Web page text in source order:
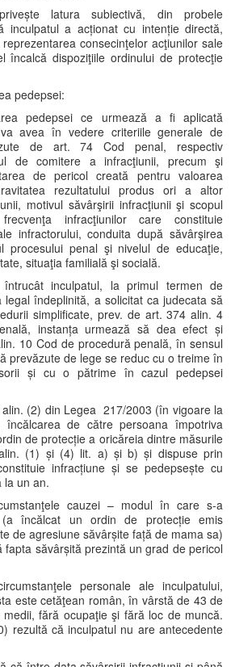
latura subiectivă, din probele
inculpatul a acționat cu intenție directă,
consecinţelor acţiunilor sale
încalcă dispoziţiile ordinului de protecţie
pedepsei:
pedepsei ce urmează a fi aplicată
avea în vedere criteriile generale de
de art. 74 Cod penal, respectiv
de comitere a infracţiunii, precum şi
de pericol creată pentru valoarea
rezultatului produs ori a altor
motivul săvârşirii infracţiunii şi scopul
infracţiunilor care constituie
infractorului, conduita după săvârşirea
procesului penal şi nivelul de educaţie,
situaţia familială şi socială.
întrucât inculpatul, la primul termen de
legal îndeplinită, a solicitat ca judecata să
simplificate, prev. de art. 374 alin. 4
instanța urmează să dea efect și
10 Cod de procedură penală, în sensul
prevăzute de lege se reduc cu o treime în
și cu o pătrime în cazul pedepsei
(2) din Legea 217/2003 (în vigoare la
de către persoana împotriva
de protecție a oricăreia dintre măsurile
(1) și (4) lit. a) și b) și dispuse prin
infracțiune și se pedepsește cu
la un an.
cauzei – modul în care s-a
(a încălcat un ordin de protecție emis
de agresiune săvârșite față de mama sa)
fapta săvârșită prezintă un grad de pericol
personale ale inculpatului,
este cetăţean român, în vârstă de 43 de
fără ocupaţie şi fără loc de muncă.
rezultă că inculpatul nu are antecedente